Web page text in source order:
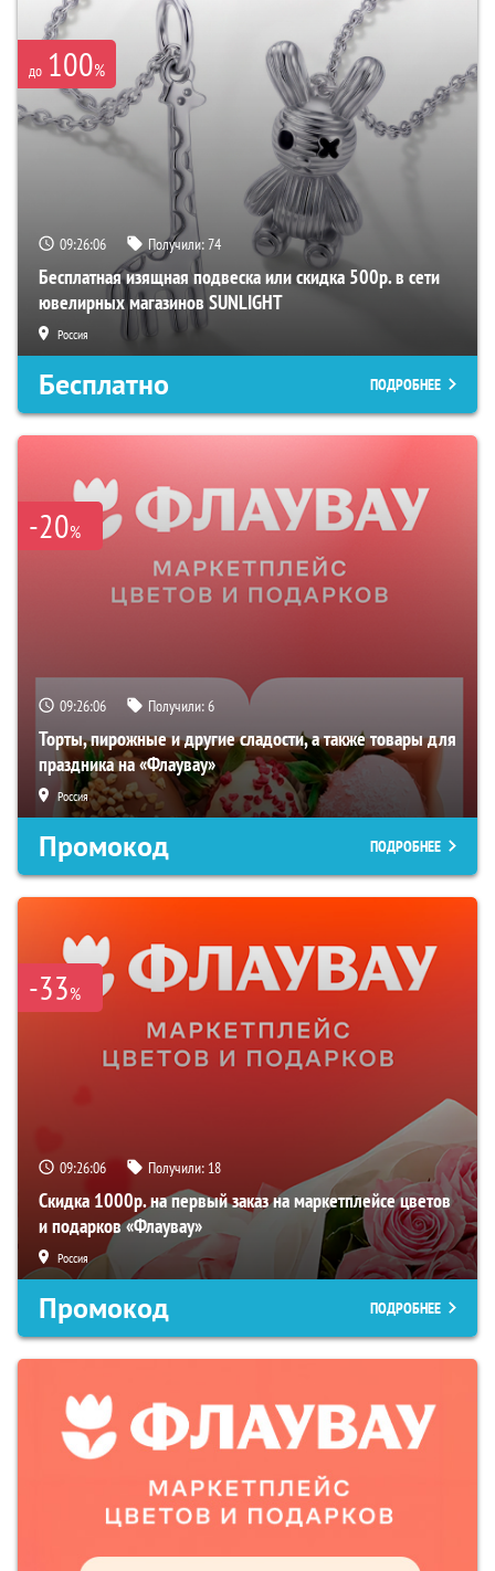
до 100%
09:26:05 Получили:74
Бесплатная изящная подвеска или скидка 500р. в сети
ювелирных магазинов SUNLIGHT
Россия
Бесплатно ПОДРОБНЕЕ
-20%
09:26:05 Получили:6
Торты, пирожные и другие сладости, а также товары для
праздника на «Флаувау»
Россия
Промокод ПОДРОБНЕЕ
-33%
09:26:05 Получили: 18
Скидка 1000р. на первый заказ на маркетплейсе цветов
и подарков «Флаувау»
Россия
Промокод ПОДРОБНЕЕ